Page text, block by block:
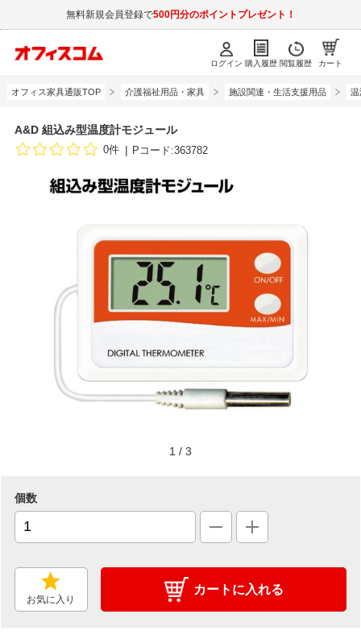
無料新規会員登録で500円分のポイントプレゼント！
ログイン 購入履歴 閲覧履歴 カート
オフィス家具通販TOP 介護福祉用品・家具 施設関連・生活支援用品 温
A&D 組込み型温度計モジュール
0件 Pコード:363782
1 / 3
個数
お気に入り
カートに入れる